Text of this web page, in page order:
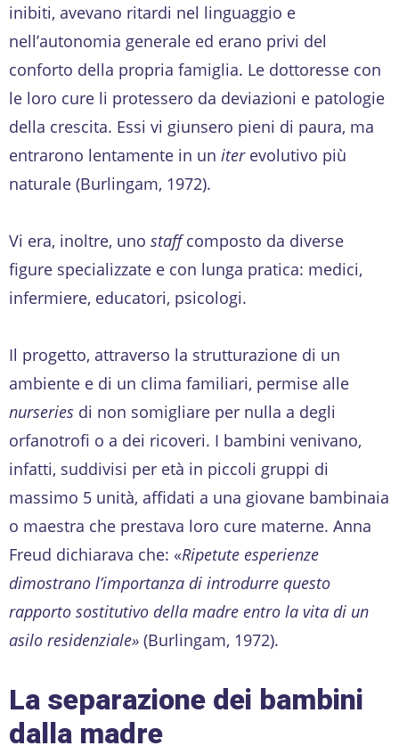
inibiti, avevano ritardi nel linguaggio e
nell’autonomia generale ed erano privi del
conforto della propria famiglia. Le dottoresse con
le loro cure li protessero da deviazioni e patologie
della crescita. Essi vi giunsero pieni di paura, ma
entrarono lentamente in un iterevolutivo più
naturale (Burlingam, 1972).
Vi era, inoltre, uno staffcomposto da diverse
figure specializzate e con lunga pratica: medici,
infermiere, educatori, psicologi.
Il progetto, attraverso la strutturazione di un
ambiente e di un clima familiari, permise alle
nurseries di non somigliare per nulla a degli
orfanotrofi o a dei ricoveri. I bambini venivano,
infatti, suddivisi per età in piccoli gruppi di
massimo 5 unità, affidati a una giovane bambinaia
o maestra che prestava loro cure materne. Anna
Freud dichiarava che: «Ripetute esperienze
dimostrano l’importanza di introdurre questo
rapporto sostitutivo della madre entro la vita di un
asilo residenziale» (Burlingam, 1972).
La separazione dei bambini
dalla madre